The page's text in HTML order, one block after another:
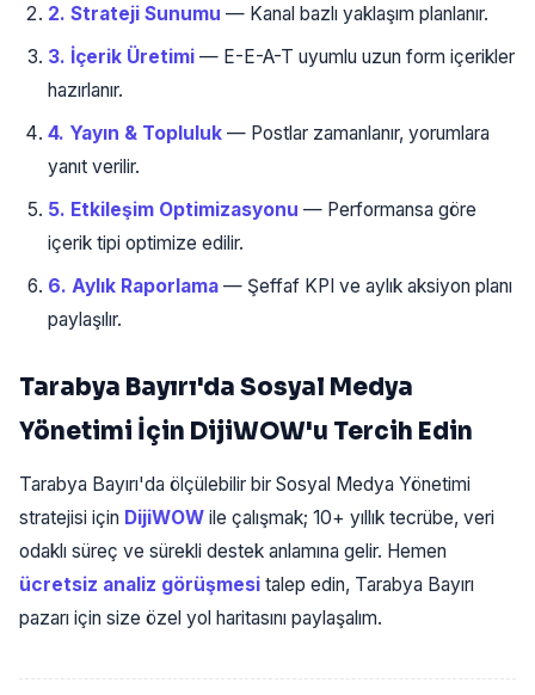
2. Strateji Sunumu — Kanal bazlı yaklaşım planlanır.
3. İçerik Üretimi — E-E-A-T uyumlu uzun form içerikler
hazırlanır.
4. Yayın & Topluluk — Postlar zamanlanır, yorumlara
yanıt verilir.
5. Etkileşim Optimizasyonu — Performansa göre
içerik tipi optimize edilir.
6. Aylık Raporlama — Şeffaf KPI ve aylık aksiyon planı
paylaşılır.
Tarabya Bayırı'da Sosyal Medya
Yönetimi İçin DijiWOW'u Tercih Edin
Tarabya Bayırı'da ölçülebilir bir Sosyal Medya Yönetimi
stratejisi için DijiWOW ile çalışmak; 10+ yıllık tecrübe, veri
odaklı süreç ve sürekli destek anlamına gelir. Hemen
ücretsiz analiz görüşmesi talep edin, Tarabya Bayırı
pazarı için size özel yol haritasını paylaşalım.